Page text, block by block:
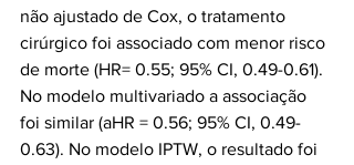
não ajustado de Cox, o tratamento
cirúrgico foi associado com menor risco
de morte (HR= 0.55; 95% CI, 0.49-0.61).
No modelo multivariado a associação
foi similar (aHR = 0.56; 95% CI, 0.49-
0.63). No modelo IPTW, o resultado foi